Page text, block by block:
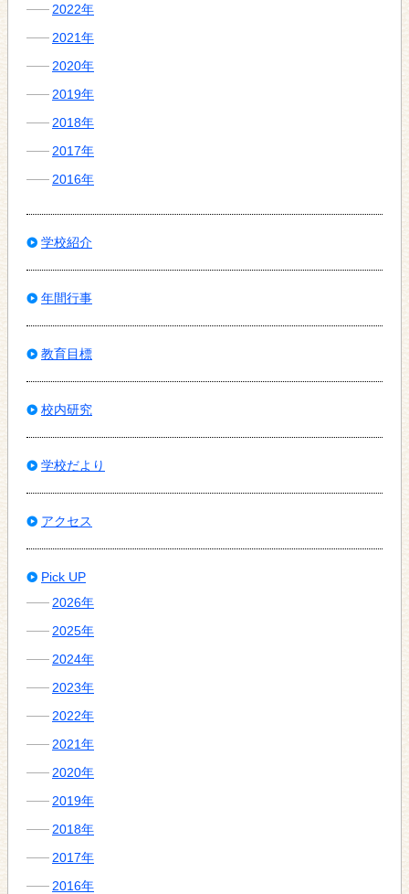
2022年
2021年
2020年
2019年
2018年
2017年
2016年
学校紹介
年間行事
教育目標
校内研究
学校だより
アクセス
Pick UP
2026年
2025年
2024年
2023年
2022年
2021年
2020年
2019年
2018年
2017年
2016年